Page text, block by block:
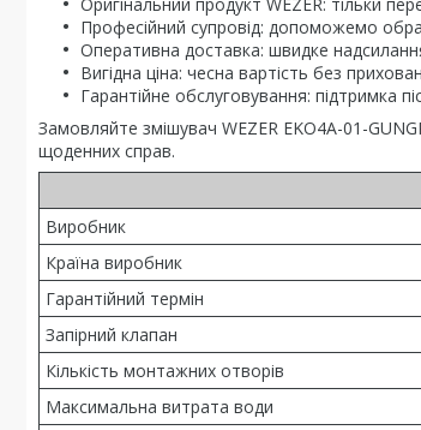
Професійний супровід: допоможемо
Оперативна доставка: швидке
Вигідна ціна: чесна вартість без
Гарантійне обслуговування: підтримка
Замовляйте змішувач WEZER EKO4A-01-
щоденних справ.
Виробник
Країна виробник
Гарантійний термін
Запірний клапан
Кількість монтажних отворів
Максимальна витрата води